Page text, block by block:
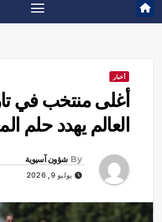
أخبار
أغلى منتخب في
العالم يهدد حلم
By شؤون آسيوية
يوليو 9, 2026